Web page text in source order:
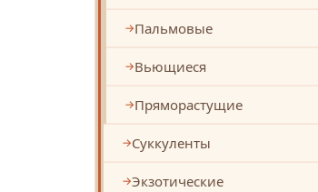
Пальмовые
Вьющиеся
Пряморастущие
Суккуленты
Экзотические